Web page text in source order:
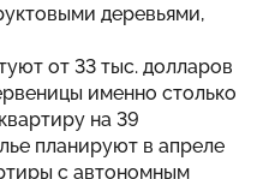
деревьями,
от 33 тыс. долларов
именно столько
на 39
планируют в апреле
с автономным